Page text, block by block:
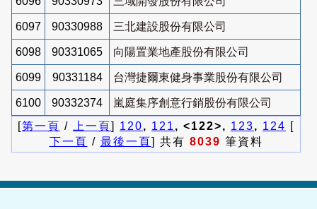
6097 90330988 三北建設股份有限公司
6098 90331065 向陽置業地產股份有限公司
6099 90331184 台灣捷爾東健身事業股份有限公司
6100 90332374
嵐庭集序創意行銷股份有限公司
[第一頁 / 上一頁] 120, 121 , <122>, 123, 124 [
下一頁 / 最後一頁] 共有 8039 筆資料